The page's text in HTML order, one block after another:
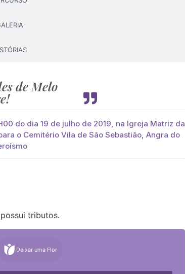
de Melo
do dia 19 de julho de 2019, na Igreja Matriz da
o Cemitério Vila de São Sebastião, Angra do
tributos.
Deixar uma Flor
Coroa